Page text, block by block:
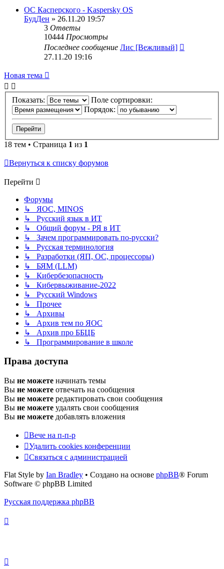
ОС Касперского - Kaspersky OS
БудДен » 26.11.20 19:57
3 Ответы
10444 Просмотры
Последнее сообщение Лис [Вежливый]
27.11.20 19:16
Новая тема
Показать:
Поле сортировки:
Порядок:
18 тем • Страница 1 из 1
Вернуться к списку форумов
Перейти
Форумы
↳ ЯОС, MINOS
↳ Русский язык в ИТ
↳ Общий форум - РЯ в ИТ
↳ Зачем программировать по-русски?
↳ Русская терминология
↳ Разработки (ЯП, ОС, процессоры)
↳ БЯМ (LLM)
↳ Кибербезопасность
↳ Кибервыживание-2022
↳ Русский Windows
↳ Прочее
↳ Архивы
↳ Архив тем по ЯОС
↳ Архив про ББЦБ
↳ Программирование в школе
Права доступа
Вы не можете начинать темы
Вы не можете отвечать на сообщения
Вы не можете редактировать свои сообщения
Вы не можете удалять свои сообщения
Вы не можете добавлять вложения
Вече на п-п-р
Удалить cookies конференции
Связаться с администрацией
Flat Style by Ian Bradley • Создано на основе phpBB® Forum
Software © phpBB Limited
Русская поддержка phpBB